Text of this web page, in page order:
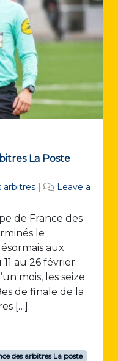
La Poste
arbitres |
Leave a
de France des
le
aux
au 26 février.
mois, les seize
de finale de la
[…]
des arbitres La poste